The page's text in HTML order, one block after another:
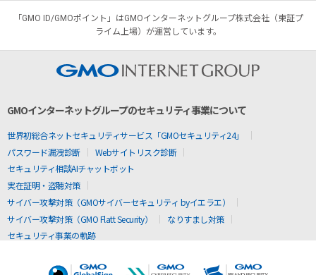
「GMO ID/GMOポイント」はGMOインターネットグループ株式会社（東証プ
ライム上場）が運営しています。
GMOインターネットグループのセキュリティ事業について
世界初総合ネットセキュリティサービス「GMOセキュリティ24」
パスワード漏洩診断
Webサイトリスク診断
セキュリティ相談AIチャットボット
実在証明・盗聴対策
サイバー攻撃対策（GMOサイバーセキュリティ byイエラエ）
サイバー攻撃対策（GMO Flatt Security）
なりすまし対策
セキュリティ事業の軌跡